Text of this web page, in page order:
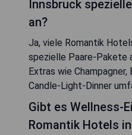
Innsbruck
an?
Ja, viele Romantik
spezielle Paare-Pakete
Extras wie
Candle-Light-Dinner
Gibt es Wellness-
Romantik Hotels